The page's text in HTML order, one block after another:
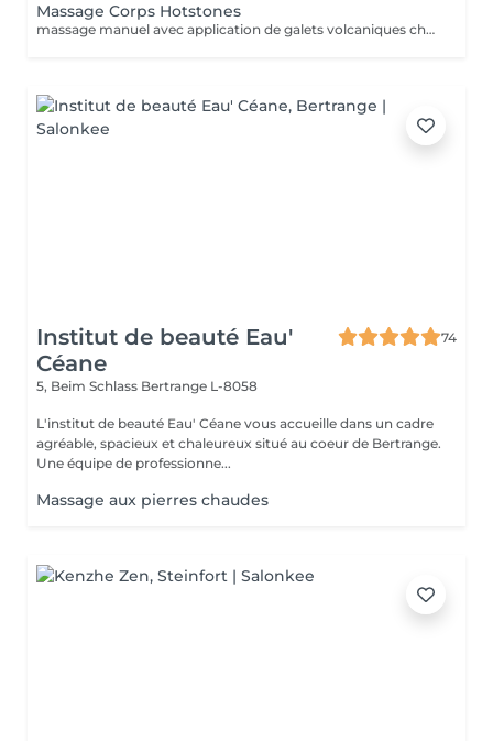
Massage Corps Hotstones
massage manuel avec application de galets volcaniques chauds sur les zones à décontracter. le rdv ne peut être pris à la dernière minute car nous devons prévoir le temps de préparation des pierres et de chauffe.
Institut de beauté Eau'
Céane
74
5, Beim Schlass Bertrange L-8058
L'institut de beauté Eau' Céane vous accueille dans un cadre
agréable, spacieux et chaleureux situé au coeur de Bertrange.
Une équipe de professionne...
Massage aux pierres chaudes